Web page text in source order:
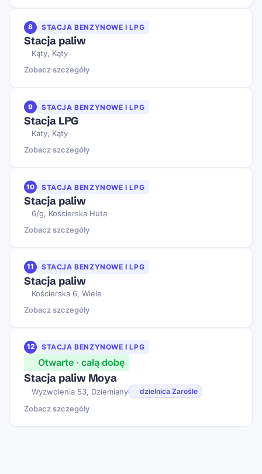
8 STACJA BENZYNOWE I LPG
Stacja paliw
Kąty, Kąty
Zobacz szczegóły
9 STACJA BENZYNOWE I LPG
Stacja LPG
Katy, Kąty
Zobacz szczegóły
10 STACJA BENZYNOWE I LPG
Stacja paliw
6/g, Kościerska Huta
Zobacz szczegóły
11 STACJA BENZYNOWE I LPG
Stacja paliw
Kościerska 6, Wiele
Zobacz szczegóły
12 STACJA BENZYNOWE I LPG
Otwarte · całą dobę
Stacja paliw Moya
Wyzwolenia 53, Dziemiany dzielnica Zarośle
Zobacz szczegóły